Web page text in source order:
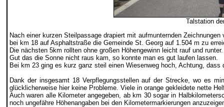
Talstation
Nach einer kurzen Steilpassage drapiert mit aufmunternden
bei km 18 auf Asphaltstraße die Gemeinde St. Georg auf 1.504 m zu
Die nächsten 5km rollten ohne großen Höhengewinn leicht rauf und
Gut das die Sonne nicht raus kam, so konnte man es gut laufen lassen.
Bei km 23 ging es kurz ganz steil einen Wiesenweg hoch, Achtung,
Dank der insgesamt 18 Verpflegungsstellen auf der Strecke, wo es
glücklicherweise hier keine Probleme. Viele in orange gekleidete nette
Auch waren alle Kilometer angegeben, ab km 30 sogar in
noch ungefähre Höhenangaben bei den Kilometermarkierungen